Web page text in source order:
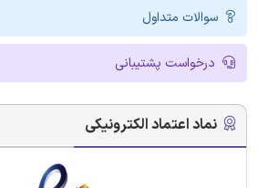
سوالات متداول
درخواست پشتیبانی
نماد اعتماد الکترونیکی